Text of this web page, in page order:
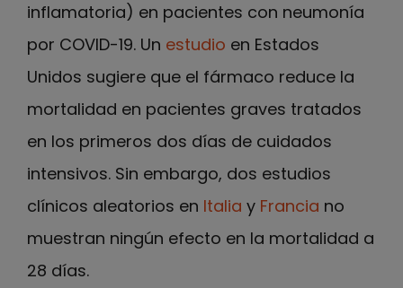
inflamatoria) en pacientes con neumonía
por COVID-19. Un estudio en Estados
Unidos sugiere que el fármaco reduce la
mortalidad en pacientes graves tratados
en los primeros dos días de cuidados
intensivos. Sin embargo, dos estudios
clínicos aleatorios en Italia y Francia no
muestran ningún efecto en la mortalidad a
28 días.